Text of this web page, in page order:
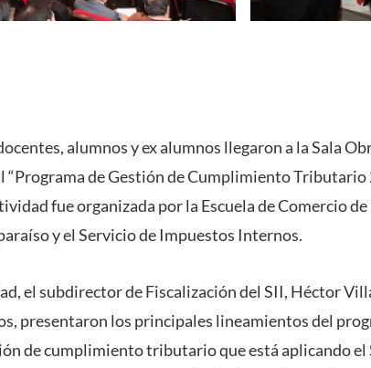
alumnos y ex alumnos llegaron a la Sala
“Programa de Gestión de Cumplimiento
fue organizada por la Escuela de Comercio
y el Servicio de Impuestos Internos.
el subdirector de Fiscalización del SII, Héctor
presentaron los principales lineamientos del
de cumplimiento tributario que está aplicando el